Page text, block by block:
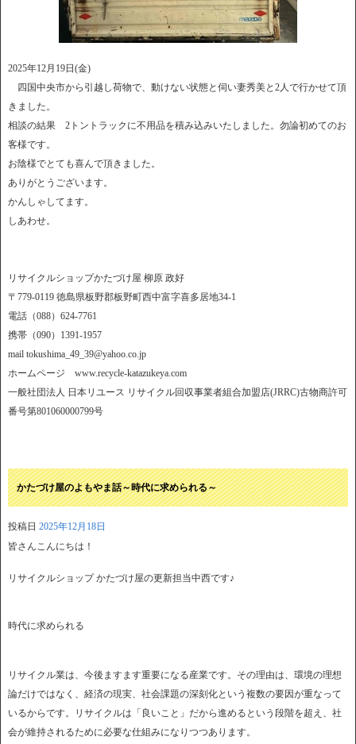
2025年12月19日(金)
四国中央市から引越し荷物で、動けない状態と伺い妻秀美と2人で行かせて頂
きました。
相談の結果 2トントラックに不用品を積み込みいたしました。勿論初めてのお
客様です。
お陰様でとても喜んで頂きました。
ありがとうございます。
かんしゃしてます。
しあわせ。
リサイクルショップかたづけ屋 柳原 政好
〒779-0119 徳島県板野郡板野町西中富字喜多居地34-1
電話（088）624-7761
携帯（090）1391-1957
mail tokushima_49_39@yahoo.co.jp
ホームページ www.recycle-katazukeya.com
一般社団法人 日本リユース リサイクル回収事業者組合加盟店(JRRC)古物商許可
番号第801060000799号
かたづけ屋のよもやま話～時代に求められる～
投稿日 2025年12月18日
皆さんこんにちは！
リサイクルショップ かたづけ屋の更新担当中西です♪
時代に求められる
リサイクル業は、今後ますます重要になる産業です。その理由は、環境の理想
論だけではなく、経済の現実、社会課題の深刻化という複数の要因が重なって
いるからです。リサイクルは「良いこと」だから進めるという段階を超え、社
会が維持されるために必要な仕組みになりつつあります。